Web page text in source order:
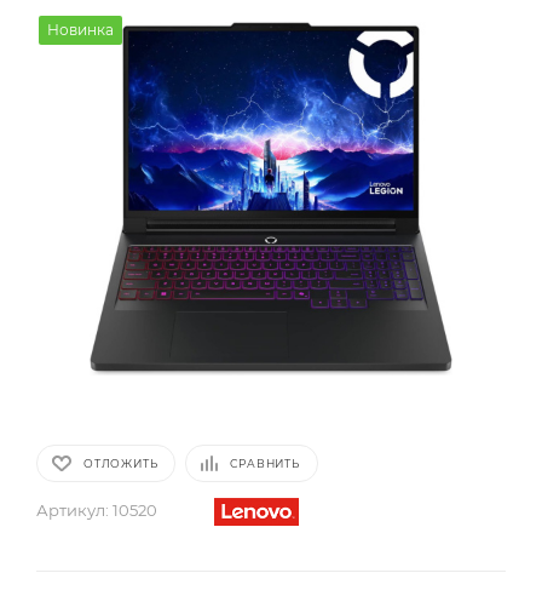
Новинка
ОТЛОЖИТЬ СРАВНИТЬ
Артикул: 10520